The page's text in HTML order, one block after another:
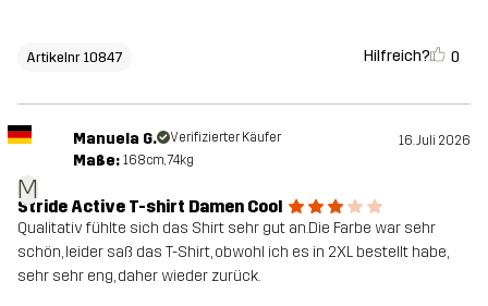
Artikelnr 10847 Hilfreich? 0
M
Manuela G. Verifizierter Käufer 16. Juli 2026
Maße: 168cm, 74kg
Stride Active T-shirt Damen Cool
Qualitativ fühlte sich das Shirt sehr gut an.Die Farbe war sehr
schön, leider saß das T-Shirt, obwohl ich es in 2XL bestellt habe,
sehr sehr eng, daher wieder zurück.